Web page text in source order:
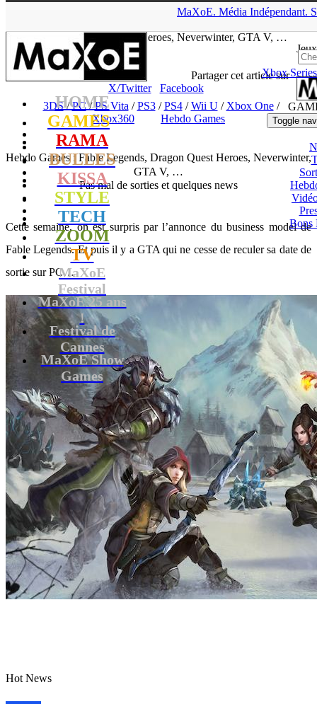
MaXoE. Média Indépendant.
HOME
GAMES
RAMA
BULLES
KISSA
STYLE
TECH
ZOOM
TV
MaXoE
Festival
MaXoE 25 ans
!
Festival de
Cannes
MaXoE Show
Games
Jeux
Xbox
Toggle
Bons
Legends, Dragon Quest Heroes, Neverwinter, GTA V, …
Partager cet article sur
X/Twitter
Facebook
3DS/PC/PS Vita /PS3/PS4/Wii U/ Xbox One/
Xbox360
Hebdo Games
Hebdo Games : Fable Legends, Dragon Quest Heroes, Neverwinter,
GTA V, …
Pas mal de sorties et quelques news
Cette semaine, on est surpris par l’annonce du business model de
Fable Legends. Et puis il y a GTA qui ne cesse de reculer sa date de
sortie sur PC…
Hot News